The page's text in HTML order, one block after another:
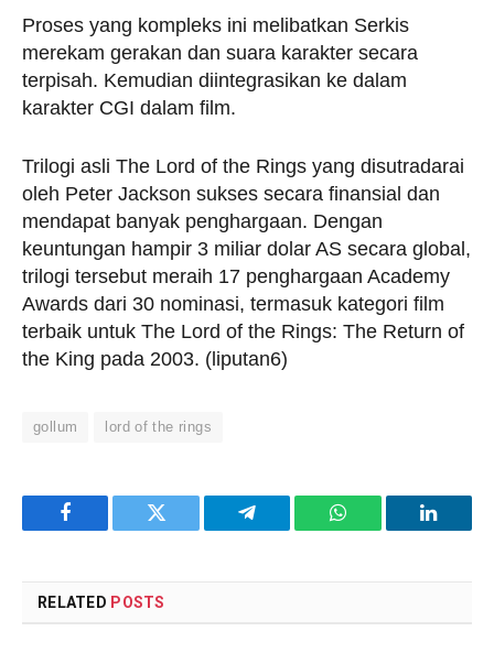
Proses yang kompleks ini melibatkan Serkis
merekam gerakan dan suara karakter secara
terpisah. Kemudian diintegrasikan ke dalam
karakter CGI dalam film.
Trilogi asli The Lord of the Rings yang disutradarai
oleh Peter Jackson sukses secara finansial dan
mendapat banyak penghargaan. Dengan
keuntungan hampir 3 miliar dolar AS secara global,
trilogi tersebut meraih 17 penghargaan Academy
Awards dari 30 nominasi, termasuk kategori film
terbaik untuk The Lord of the Rings: The Return of
the King pada 2003. (liputan6)
gollum lord of the rings
Facebook Twitter Telegram WhatsApp
RELATED POSTS